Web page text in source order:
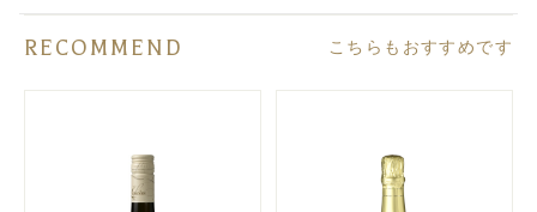
RECOMMEND こちらもおすすめです